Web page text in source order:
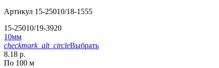
Артикул 15-25010/18-1555
15-25010/19-3920
10мм
checkmark_alt_circleВыбрать
8.18 р.
По 100 м